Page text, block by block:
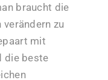
braucht die
zu
mit
die beste